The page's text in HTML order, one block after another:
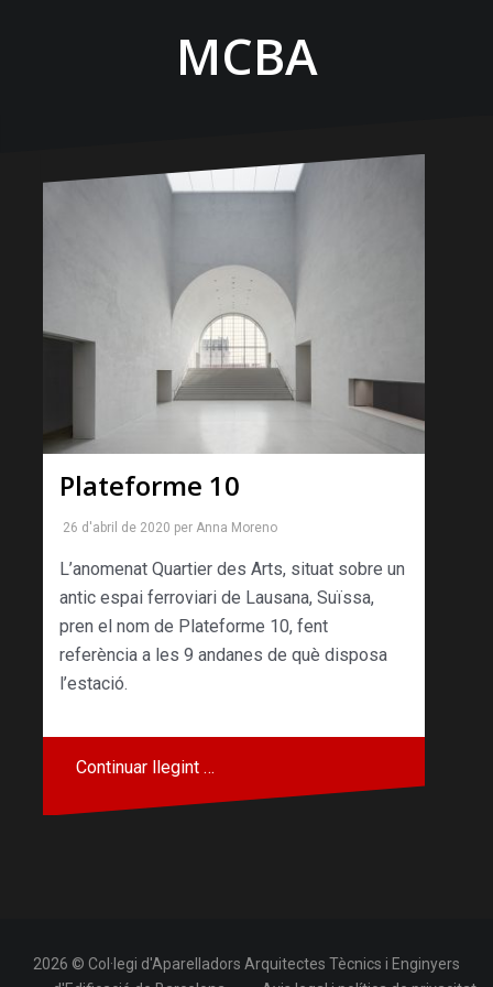
MCBA
Plateforme 10
26 d'abril de 2020 per Anna Moreno
L’anomenat Quartier des Arts, situat sobre un
antic espai ferroviari de Lausana, Suïssa,
pren el nom de Plateforme 10, fent
referència a les 9 andanes de què disposa
l’estació.
Continuar llegint …
2026 © Col·legi d'Aparelladors Arquitectes Tècnics i Enginyers